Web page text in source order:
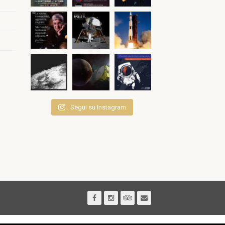
Segui su Instagram